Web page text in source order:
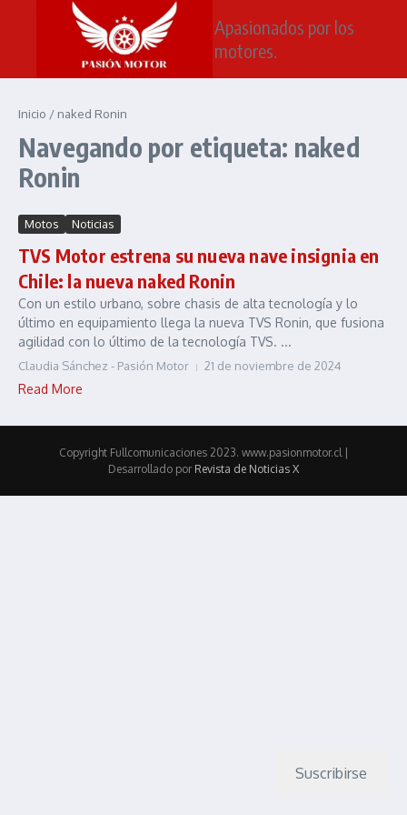
Saltar al contenido
Apasionados por los
motores.
Inicio / naked Ronin
Navegando por etiqueta: naked
Ronin
Motos Noticias
TVS Motor estrena su nueva nave insignia en
Chile: la nueva naked Ronin
Con un estilo urbano, sobre chasis de alta tecnología y lo
último en equipamiento llega la nueva TVS Ronin, que fusiona
agilidad con lo último de la tecnología TVS. ...
Claudia Sánchez - Pasión Motor 21 de noviembre de 2024
Read More
Copyright Fullcomunicaciones 2023. www.pasionmotor.cl |
Desarrollado por Revista de Noticias X
Suscribirse